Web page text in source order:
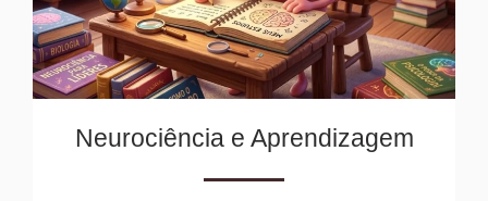
Neurociência e Aprendizagem